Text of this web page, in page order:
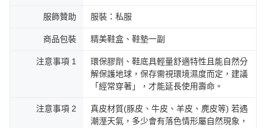
服飾贊助 服裝：私服
商品包裝 精美鞋盒、鞋墊一副
注意事項 1
環保膠劑、鞋底具輕量舒適特性且能自然分
解保護地球，保存需視環境濕度而定，建議
「經常穿著」，才能延長使用壽命。
注意事項 2
真皮材質(豚皮、牛皮、羊皮、麂皮等) 若遇
潮溼天氣，多少會有落色情形屬自然現象，